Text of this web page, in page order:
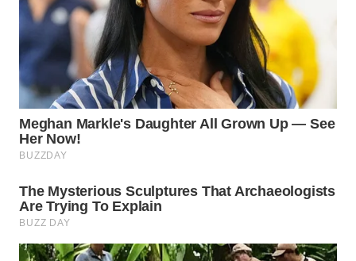
SOLO
WN
BOROBUDUR
WN
WN
SURABAYA